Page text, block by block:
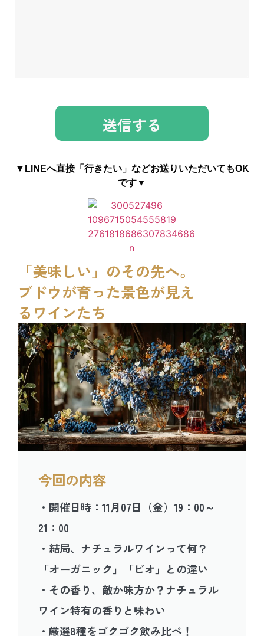
▼LINEへ直接「行きたい」などお送りいただいてもOK
です▼
「美味しい」のその先へ。
ブドウが育った景色が見え
るワインたち
今回の内容
・開催日時：11月07日（金）19：00～
21：00
・結局、ナチュラルワインって何？
「オーガニック」「ビオ」との違い
・その香り、敵か味方か？ナチュラル
ワイン特有の香りと味わい
・厳選8種をゴクゴク飲み比べ！